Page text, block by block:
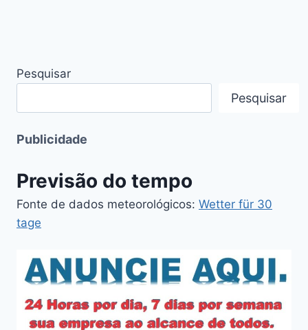
Pesquisar
Pesquisar
Publicidade
Previsão do tempo
Fonte de dados meteorológicos: Wetter für 30
tage